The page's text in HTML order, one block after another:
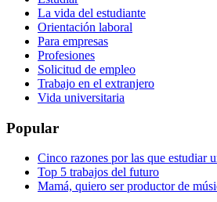
La vida del estudiante
Orientación laboral
Para empresas
Profesiones
Solicitud de empleo
Trabajo en el extranjero
Vida universitaria
Popular
Cinco razones por las que estudiar
Top 5 trabajos del futuro
Mamá, quiero ser productor de